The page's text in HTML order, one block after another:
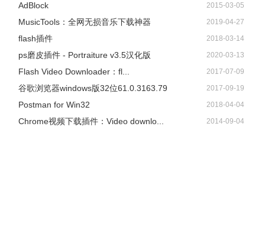
AdBlock 2015-03-05
​MusicTools：全网无损音乐下载神器 2019-04-27
flash插件 2018-03-14
ps磨皮插件 - Portraiture v3.5汉化版 2020-03-13
Flash Video Downloader：fl... 2017-07-09
谷歌浏览器windows版32位61.0.3163.79 2017-09-19
Postman for Win32 2018-04-04
Chrome视频下载插件：Video downlo... 2014-09-04